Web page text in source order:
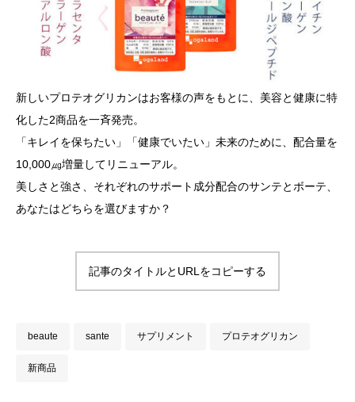
新しいプロテオグリカンはお客様の声をもとに、美容と健康に特
化した2商品を一斉発売。
「キレイを保ちたい」「健康でいたい」未来のために、配合量を
10,000㎍増量してリニューアル。
美しさと強さ、それぞれのサポート成分配合のサンテとボーテ、
あなたはどちらを選びますか？
記事のタイトルとURLをコピーする
beaute sante サプリメント プロテオグリカン
新商品